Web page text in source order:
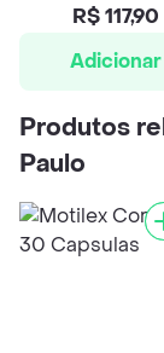
R$ 117,90
Adicionar
Produtos
Paulo